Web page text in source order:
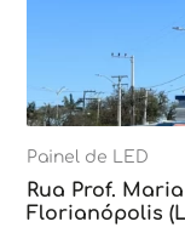
Painel de LED
Rua Prof.
Florianópolis